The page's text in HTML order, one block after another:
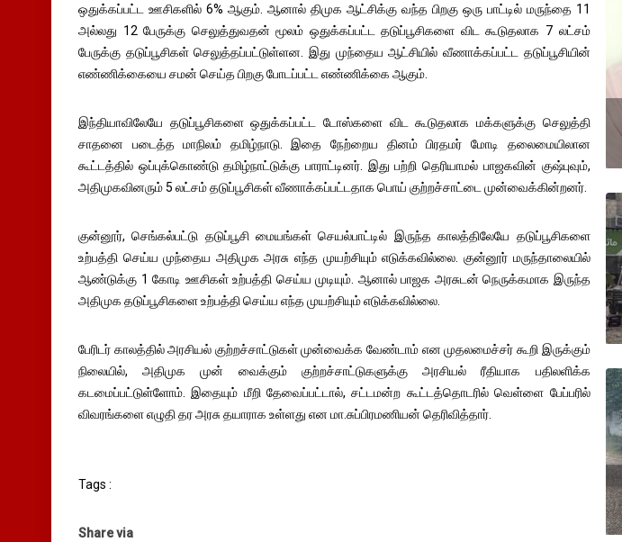
ஒதுக்கப்பட்ட ஊசிகளில் 6% ஆகும். ஆனால் திமுக ஆட்சிக்கு வந்த பிறகு ஒரு பாட்டில் மருந்தை 11
அல்லது 12 பேருக்கு செலுத்துவதன் மூலம் ஒதுக்கப்பட்ட தடுப்பூசிகளை விட கூடுதலாக 7 லட்சம்
பேருக்கு தடுப்பூசிகள் செலுத்தப்பட்டுள்ளன. இது முந்தைய ஆட்சியில் வீணாக்கப்பட்ட தடுப்பூசியின்
எண்ணிக்கையை சமன் செய்த பிறகு போடப்பட்ட எண்ணிக்கை ஆகும்.
இந்தியாவிலேயே தடுப்பூசிகளை ஒதுக்கப்பட்ட டோஸ்களை விட கூடுதலாக மக்களுக்கு செலுத்தி
சாதனை படைத்த மாநிலம் தமிழ்நாடு. இதை நேற்றைய தினம் பிரதமர் மோடி தலைமையிலான
கூட்டத்தில் ஒப்புக்கொண்டு தமிழ்நாட்டுக்கு பாராட்டினர். இது பற்றி தெரியாமல் பாஜகவின் குஷ்புவும்,
அதிமுகவினரும் 5 லட்சம் தடுப்பூசிகள் வீணாக்கப்பட்டதாக பொய் குற்றச்சாட்டை முன்வைக்கின்றனர்.
குன்னூர், செங்கல்பட்டு தடுப்பூசி மையங்கள் செயல்பாட்டில் இருந்த காலத்திலேயே தடுப்பூசிகளை
உற்பத்தி செய்ய முந்தைய அதிமுக அரசு எந்த முயற்சியும் எடுக்கவில்லை. குன்னூர் மருந்தாலையில்
ஆண்டுக்கு 1 கோடி ஊசிகள் உற்பத்தி செய்ய முடியும். ஆனால் பாஜக அரசுடன் நெருக்கமாக இருந்த
அதிமுக தடுப்பூசிகளை உற்பத்தி செய்ய எந்த முயற்சியும் எடுக்கவில்லை.
பேரிடர் காலத்தில் அரசியல் குற்றச்சாட்டுகள் முன்வைக்க வேண்டாம் என முதலமைச்சர் கூறி இருக்கும்
நிலையில், அதிமுக முன் வைக்கும் குற்றச்சாட்டுகளுக்கு அரசியல் ரீதியாக பதிலளிக்க
கடமைப்பட்டுள்ளோம். இதையும் மீறி தேவைப்பட்டால், சட்டமன்ற கூட்டத்தொடரில் வெள்ளை பேப்பரில்
விவரங்களை எழுதி தர அரசு தயாராக உள்ளது என மா.சுப்பிரமணியன் தெரிவித்தார்.
Tags :
Share via